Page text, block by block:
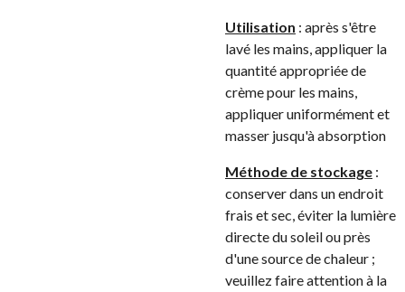
Utilisation : après s'être
lavé les mains, appliquer la
quantité appropriée de
crème pour les mains,
appliquer uniformément et
masser jusqu'à absorption
Méthode de stockage :
conserver dans un endroit
frais et sec, éviter la lumière
directe du soleil ou près
d'une source de chaleur ;
veuillez faire attention à la